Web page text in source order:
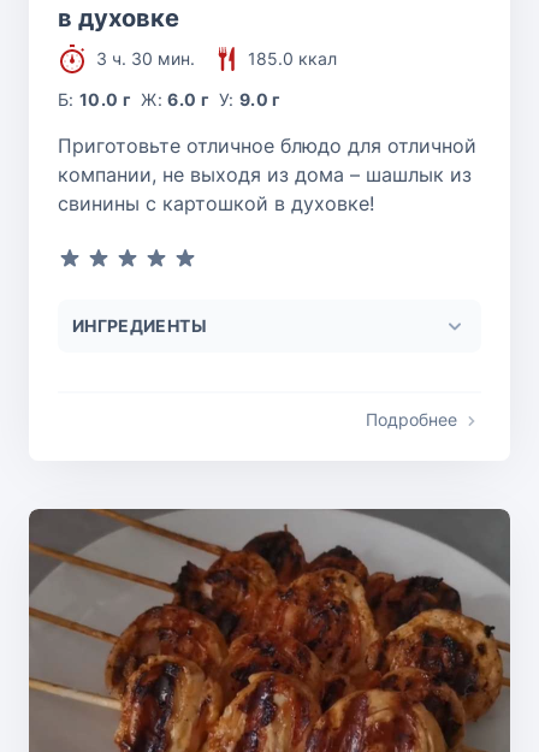
в духовке
3 ч. 30 мин.
185.0 ккал
Б:10.0 г Ж:6.0 г У:9.0 г
Приготовьте отличное блюдо для отличной
компании, не выходя из дома – шашлык из
свинины с картошкой в духовке!
ИНГРЕДИЕНТЫ
Подробнее